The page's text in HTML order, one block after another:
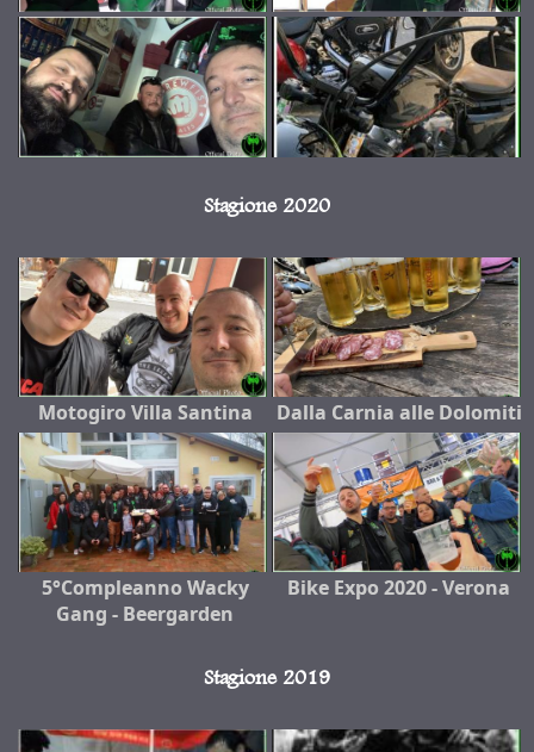
Stagione 2020
Motogiro Villa Santina Dalla Carnia alle Dolomiti
5°Compleanno Wacky
Gang - Beergarden
Bike Expo 2020 - Verona
Stagione 2019